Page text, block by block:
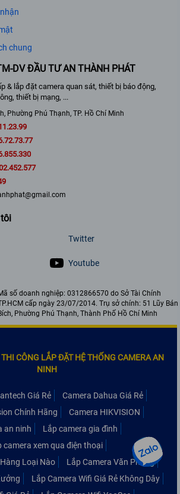
chung
DV ĐẦU TƯ AN THÀNH PHÁT
& lắp đặt camera quan sát, thiết bị báo động,
thiết bị mạng, ...
Phường Phú Thạnh, TP. Hồ Chí Minh
Twitter
Youtube
số doanh nghiệp: 0312866570 do Sở Tài Chính
cấp ngày 23/07/2014. Trụ sở chính: 51 Lũy Bán
Phường Phú Thạnh, Thành Phố Hồ Chí Minh
CÔNG LẮP ĐẶT HỆ THỐNG CAMERA AN
NINH
Giá Rẻ
Camera Dahua Giá Rẻ
Chính Hãng
Camera HIKVISION
an ninh
Lắp camera gia đình
camera xem qua điện thoại
Loại Nào
Lắp Camera Văn Phòng
Lắp Camera Wifi Giá Rẻ Không Dây